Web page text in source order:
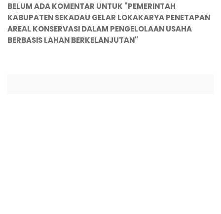
BELUM ADA KOMENTAR UNTUK "PEMERINTAH
KABUPATEN SEKADAU GELAR LOKAKARYA PENETAPAN
AREAL KONSERVASI DALAM PENGELOLAAN USAHA
BERBASIS LAHAN BERKELANJUTAN"